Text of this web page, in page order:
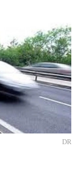
DR